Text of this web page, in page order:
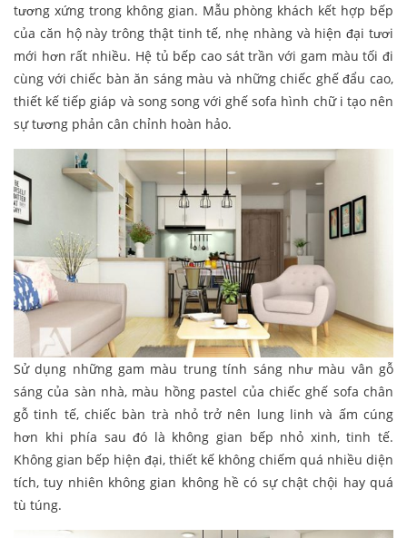
tương xứng trong không gian. Mẫu phòng khách kết hợp bếp
của căn hộ này trông thật tinh tế, nhẹ nhàng và hiện đại tươi
mới hơn rất nhiều. Hệ tủ bếp cao sát trần với gam màu tối đi
cùng với chiếc bàn ăn sáng màu và những chiếc ghế đẩu cao,
thiết kế tiếp giáp và song song với ghế sofa hình chữ i tạo nên
sự tương phản cân chỉnh hoàn hảo.
Sử dụng những gam màu trung tính sáng như màu vân gỗ
sáng của sàn nhà, màu hồng pastel của chiếc ghế sofa chân
gỗ tinh tế, chiếc bàn trà nhỏ trở nên lung linh và ấm cúng
hơn khi phía sau đó là không gian bếp nhỏ xinh, tinh tế.
Không gian bếp hiện đại, thiết kế không chiếm quá nhiều diện
tích, tuy nhiên không gian không hề có sự chật chội hay quá
tù túng.